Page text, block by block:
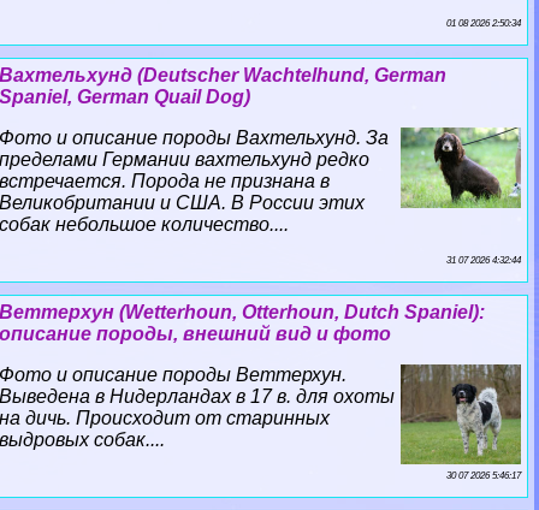
01 08 2026 2:50:34
Вахтельхунд (Deutscher Wachtelhund, German
Spaniel, German Quail Dog)
Фото и описание породы Вахтельхунд. За
пределами Германии вахтельхунд редко
встречается. Порода не признана в
Великобритании и США. В России этих
собак небольшое количество....
31 07 2026 4:32:44
Веттерхун (Wetterhoun, Otterhoun, Dutch Spaniel):
описание породы, внешний вид и фото
Фото и описание породы Веттерхун.
Выведена в Нидерландах в 17 в. для охоты
на дичь. Происходит от старинных
выдровых собак....
30 07 2026 5:46:17